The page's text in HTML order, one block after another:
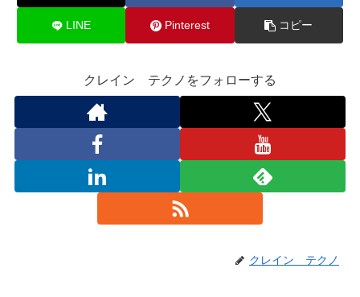
LINE Pinterest コピー
クレイン テクノをフォローする
クレイン テクノ